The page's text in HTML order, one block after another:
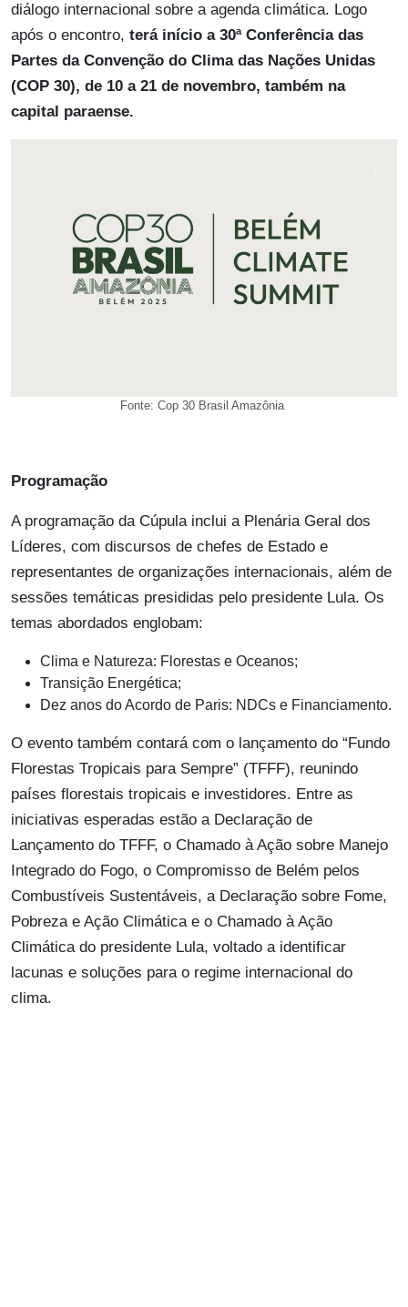
diálogo internacional sobre a agenda climática. Logo
após o encontro, terá início a 30ª Conferência das
Partes da Convenção do Clima das Nações Unidas
(COP 30), de 10 a 21 de novembro, também na
capital paraense.
Fonte: Cop 30 Brasil Amazônia
Programação
A programação da Cúpula inclui a Plenária Geral dos
Líderes, com discursos de chefes de Estado e
representantes de organizações internacionais, além de
sessões temáticas presididas pelo presidente Lula. Os
temas abordados englobam:
Clima e Natureza: Florestas e Oceanos;
Transição Energética;
Dez anos do Acordo de Paris: NDCs e Financiamento.
O evento também contará com o lançamento do “Fundo
Florestas Tropicais para Sempre” (TFFF), reunindo
países florestais tropicais e investidores. Entre as
iniciativas esperadas estão a Declaração de
Lançamento do TFFF, o Chamado à Ação sobre Manejo
Integrado do Fogo, o Compromisso de Belém pelos
Combustíveis Sustentáveis, a Declaração sobre Fome,
Pobreza e Ação Climática e o Chamado à Ação
Climática do presidente Lula, voltado a identificar
lacunas e soluções para o regime internacional do
clima.